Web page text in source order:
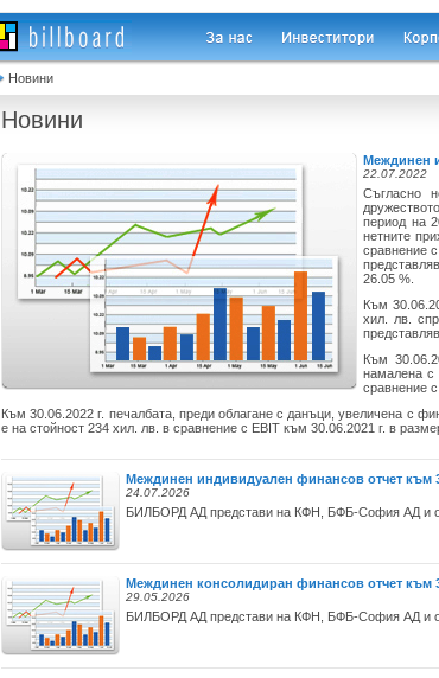
Новини
Новини
Междинен
22.07.2022
Съгласно
период на
нетните
сравнение
26.05 %.
Към
хил. лв.
Към
намалена с
сравнение
Към 30.06.2022 г. печалбата, преди облагане с данъци, увеличена с
е на стойност 234 хил. лв. в сравнение с EBIT към 30.06.2021 г. в
Междинен индивидуален финансов отчет към
24.07.2026
БИЛБОРД АД представи на КФН, БФБ-София АД и
Междинен консолидиран финансов отчет към
29.05.2026
БИЛБОРД АД представи на КФН, БФБ-София АД и